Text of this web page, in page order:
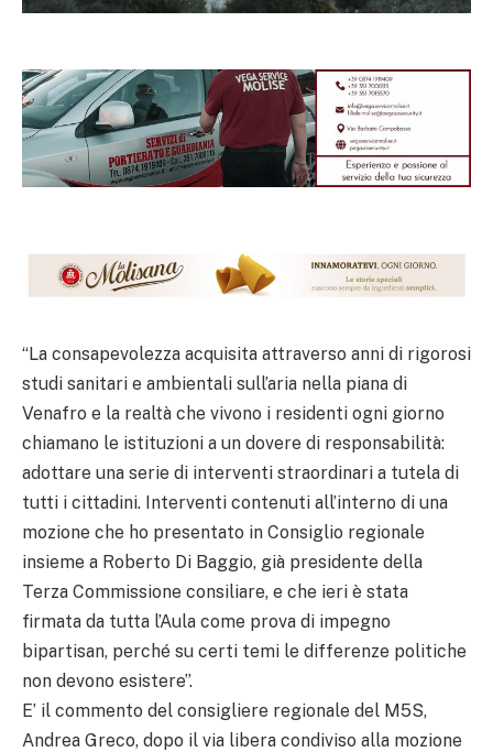
“La consapevolezza acquisita attraverso anni di rigorosi
studi sanitari e ambientali sull’aria nella piana di
Venafro e la realtà che vivono i residenti ogni giorno
chiamano le istituzioni a un dovere di responsabilità:
adottare una serie di interventi straordinari a tutela di
tutti i cittadini. Interventi contenuti all’interno di una
mozione che ho presentato in Consiglio regionale
insieme a Roberto Di Baggio, già presidente della
Terza Commissione consiliare, e che ieri è stata
firmata da tutta l’Aula come prova di impegno
bipartisan, perché su certi temi le differenze politiche
non devono esistere”.
E’ il commento del consigliere regionale del M5S,
Andrea Greco, dopo il via libera condiviso alla mozione